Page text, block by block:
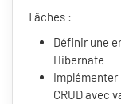
Tâches :
Définir une
Hibernate
Implémenter
CRUD avec